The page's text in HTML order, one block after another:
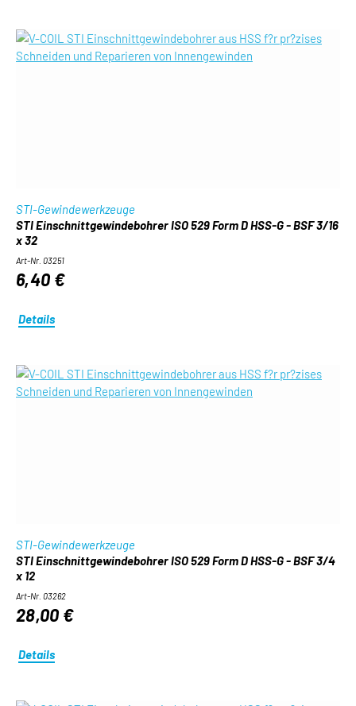
STI-Gewindewerkzeuge
STI Einschnittgewindebohrer ISO 529 Form D HSS-G - BSF 3/16
x 32
Art-Nr. 03251
6,40 €
Details
STI-Gewindewerkzeuge
STI Einschnittgewindebohrer ISO 529 Form D HSS-G - BSF 3/4
x 12
Art-Nr. 03262
28,00 €
Details